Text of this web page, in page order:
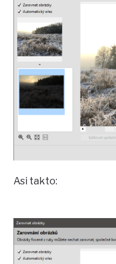
Asi takto: